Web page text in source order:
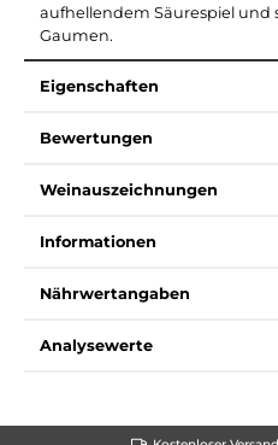
aufhellendem Säurespiel und
Gaumen.
Eigenschaften
Bewertungen
Weinauszeichnungen
Informationen
Nährwertangaben
Analysewerte